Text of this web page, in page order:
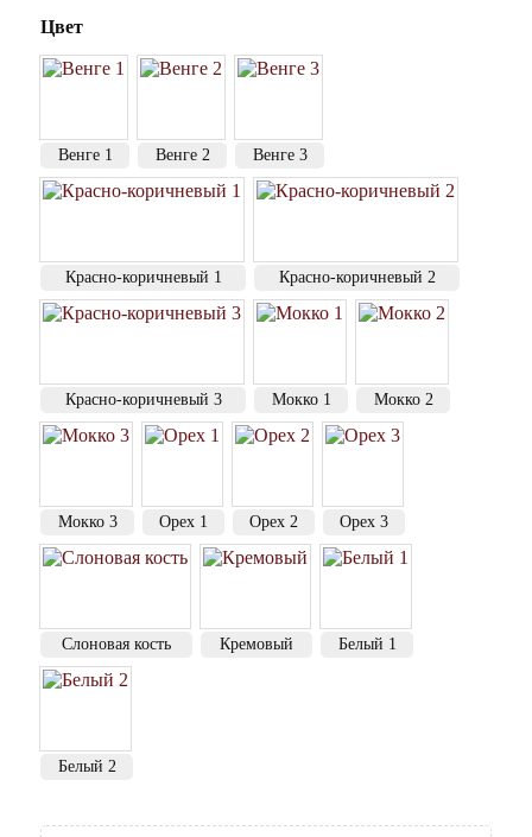
Цвет
Венге 1 Венге 2 Венге 3
Красно-коричневый 1 Красно-коричневый 2
Красно-коричневый 3 Мокко 1 Мокко 2
Мокко 3 Орех 1 Орех 2 Орех 3
Слоновая кость Кремовый Белый 1
Белый 2